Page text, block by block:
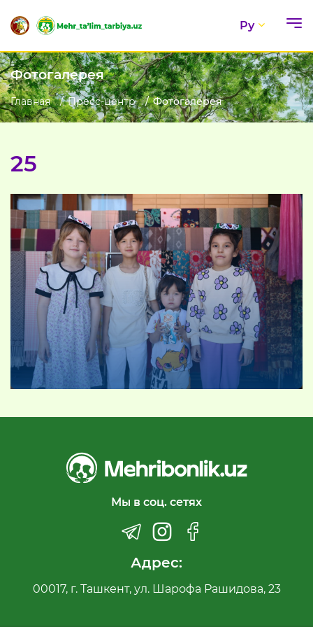
Ру
Фотогалерея
Главная Пресс-центр Фотогалерея
25
Мы в соц. сетях
Адрес:
00017, г. Ташкент, ул. Шарофа Рашидова, 23